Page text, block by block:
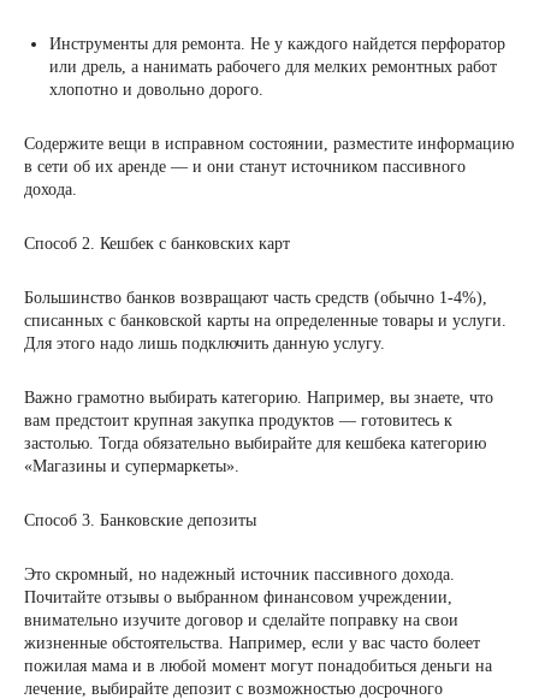
Инструменты для ремонта. Не у каждого найдется перфоратор
или дрель, а нанимать рабочего для мелких ремонтных работ
хлопотно и довольно дорого.
Содержите вещи в исправном состоянии, разместите информацию
в сети об их аренде — и они станут источником пассивного
дохода.
Способ 2. Кешбек с банковских карт
Большинство банков возвращают часть средств (обычно 1-4%),
списанных с банковской карты на определенные товары и услуги.
Для этого надо лишь подключить данную услугу.
Важно грамотно выбирать категорию. Например, вы знаете, что
вам предстоит крупная закупка продуктов — готовитесь к
застолью. Тогда обязательно выбирайте для кешбека категорию
«Магазины и супермаркеты».
Способ 3. Банковские депозиты
Это скромный, но надежный источник пассивного дохода.
Почитайте отзывы о выбранном финансовом учреждении,
внимательно изучите договор и сделайте поправку на свои
жизненные обстоятельства. Например, если у вас часто болеет
пожилая мама и в любой момент могут понадобиться деньги на
лечение, выбирайте депозит с возможностью досрочного